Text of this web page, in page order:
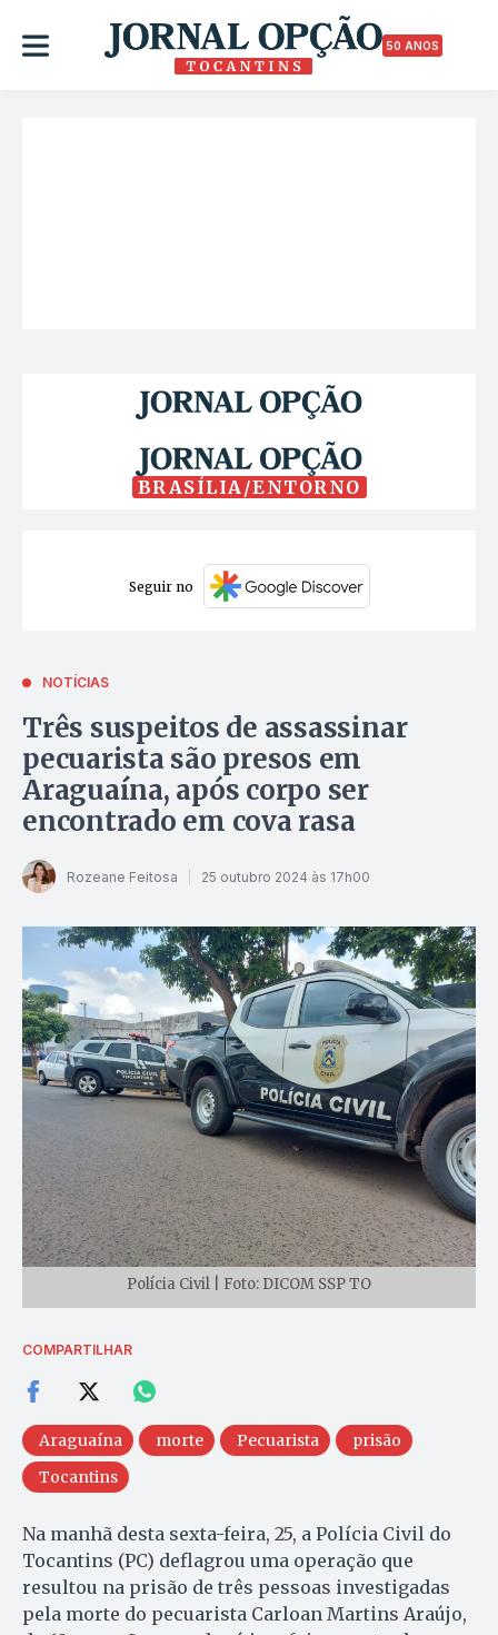
50 ANOS
BRASÍLIA/ENTORNO
Seguir no
NOTÍCIAS
Três suspeitos de assassinar
pecuarista são presos em
Araguaína, após corpo ser
encontrado em cova rasa
Rozeane Feitosa 25 outubro 2024 às 17h00
Polícia Civil | Foto: DICOM SSP TO
COMPARTILHAR
Araguaína morte Pecuarista
prisão
Tocantins
Na manhã desta sexta-feira, 25, a Polícia Civil do
Tocantins (PC) deflagrou uma operação que
resultou na prisão de três pessoas investigadas
pela morte do pecuarista Carloan Martins Araújo,